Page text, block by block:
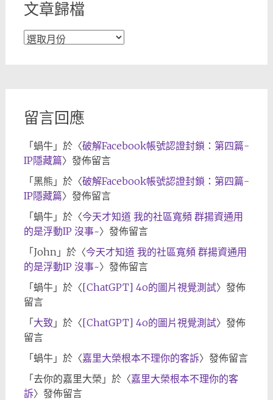
文章歸檔
文
留言回應
「 蝸牛」於〈破解Facebook帳號認證封鎖：第四篇-
IP隱藏篇〉發佈留言
「 黑熊 」於〈破解Facebook帳號認證封鎖：第四篇-
IP隱藏篇〉發佈留言
「 蝸牛」於〈今天才知道 我的社區寬頻 群揚資通用
的是浮動IP 沒事~〉發佈留言
「 John」於〈今天才知道 我的社區寬頻 群揚資通用
的是浮動IP 沒事~〉發佈留言
「 蝸牛」於〈[ChatGPT] 4o的圖片視覺測試〉發佈
留言
「 大致 」於〈[ChatGPT] 4o的圖片視覺測試〉發佈
留言
「 蝸牛」於〈嘉里大榮根本不理你的客訴〉發佈留言
「 去你的嘉里大榮 」於〈嘉里大榮根本不理你的客
訴〉發佈留言